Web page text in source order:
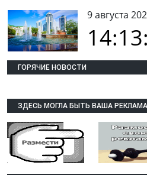
9 августа
ГОРЯЧИЕ НОВОСТИ
ЗДЕСЬ МОГЛА БЫТЬ ВАША РЕКЛАМА